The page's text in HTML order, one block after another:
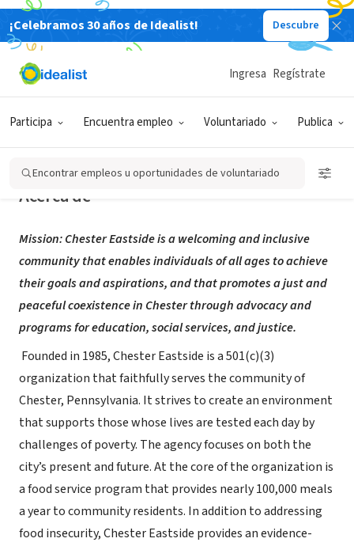
¡Celebramos 30 años de Idealist! Descubre
Participa Encuentra empleo Voluntariado Publica
Ingresa Regístrate
Encontrar empleos u oportunidades de voluntariado
ORGANIZACIÓN SIN FIN DE LUCRO
Chester Eastside, Inc.
Acerca de
Mission:Chester Eastside is a welcoming and inclusive
community that enables individuals of all ages to achieve
their goals and aspirations, and that promotes a just and
peaceful coexistence in Chester through advocacy and
programs for education, social services, and justice.
Founded in 1985, Chester Eastside is a 501(c)(3)
organization that faithfully serves the community of
Chester, Pennsylvania. It strives to create an environment
that supports those whose lives are tested each day by
challenges of poverty. The agency focuses on both the
city’s present and future. At the core of the organization is
a food service program that provides nearly 100,000 meals
a year to community residents. In addition to addressing
food insecurity, Chester Eastside provides an evidence-